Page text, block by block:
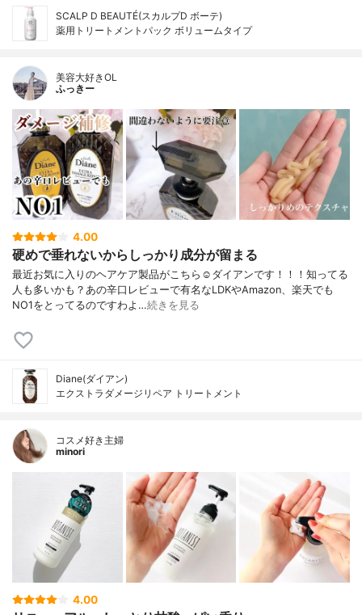
SCALP D BEAUTÉ(スカルプD ボーテ)
薬用トリートメントパック ボリュームタイプ
美容大好きOL
ふっきー
4.00
硬めで垂れないからしっかり成分が留まる
最近お気に入りのヘアケア製品がこちら☺️ダイアンです！！！知ってる
人も多いかも？あの辛口レビューで有名なLDKやAmazon、楽天でも
NO1をとってるのですわよ…続きを見る
Diane(ダイアン)
エクストラダメージリペア トリートメント
コスメ好き主婦
minori
4.00